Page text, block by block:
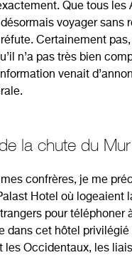
Que tous les
désormais voyager sans
réfute. Certainement
n’a pas très bien
venait
la chute du Mur
confrères, je me
Hotel où logeaient
pour téléphoner
dans cet hôtel privilégié
les Occidentaux, les